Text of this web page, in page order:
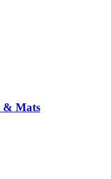
& Mats